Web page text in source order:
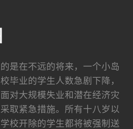
是在不远的将来，一个小岛
毕业的学生人数急剧下降，
对大规模失业和潜在经济灾
取紧急措施。所有十八岁以
校开除的学生都将被强制送